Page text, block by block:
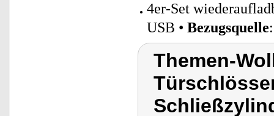
4er-Set
USB • Bezugsquelle
Themen-